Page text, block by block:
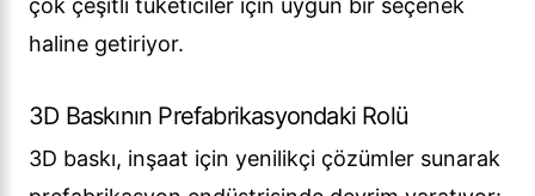
çok çeşitli tüketiciler için uygun bir seçenek
haline getiriyor.
3D Baskının Prefabrikasyondaki Rolü
3D baskı, inşaat için yenilikçi çözümler sunarak